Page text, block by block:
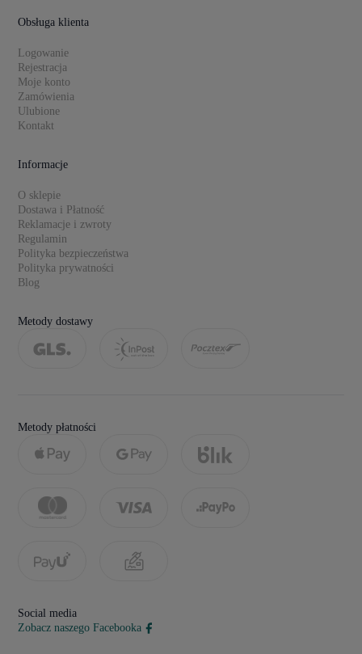
Obsługa klienta
Logowanie
Rejestracja
Moje konto
Zamówienia
Ulubione
Kontakt
Informacje
O sklepie
Dostawa i Płatność
Reklamacje i zwroty
Regulamin
Polityka bezpieczeństwa
Polityka prywatności
Blog
Metody dostawy
Metody płatności
Social media
Zobacz naszego Facebooka